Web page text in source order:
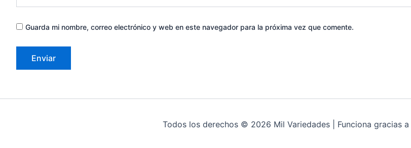
Guarda mi nombre, correo electrónico y web en este navegador para la próxima vez que comente.
Todos los derechos © 2026 Mil Variedades | Funciona gracias a